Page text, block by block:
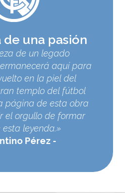
de una pasión
de un legado
aquí para
en la piel del
templo del fútbol
página de esta obra
el orgullo de formar
leyenda.»
Pérez